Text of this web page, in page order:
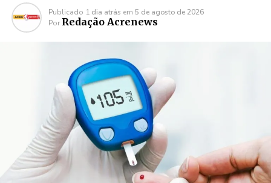
Publicado 1 dia atrás em 5 de agosto de 2026
Por Redação Acrenews